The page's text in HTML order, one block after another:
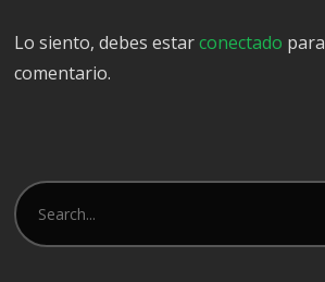
Lo siento, debes estarconectado
comentario.